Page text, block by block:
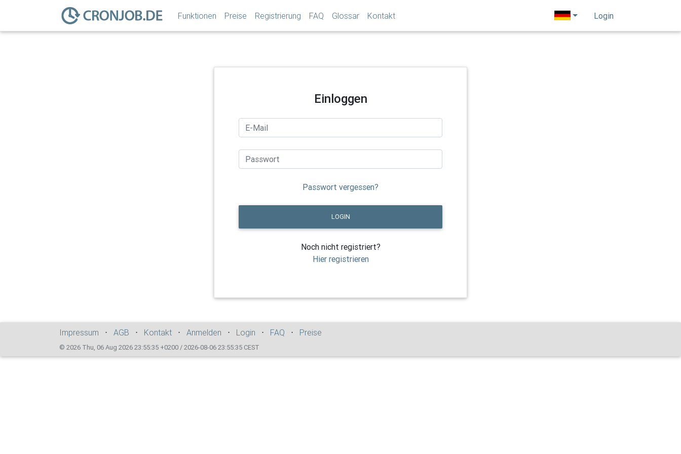
Login
Funktionen Preise Registrierung FAQ Glossar Kontakt
Einloggen
Passwort vergessen?
LOGIN
Noch nicht registriert?
Hier registrieren
Impressum ⋅ AGB ⋅ Kontakt ⋅ Anmelden ⋅ Login ⋅ FAQ ⋅ Preise
© 2026 Thu, 06 Aug 2026 23:55:35 +0200 / 2026-08-06 23:55:35 CEST